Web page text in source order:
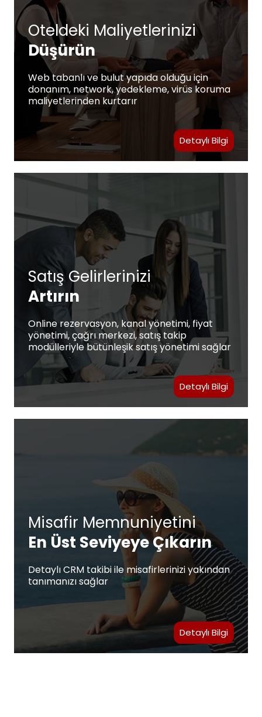
Oteldeki Maliyetlerinizi
Düşürün
Web tabanlı ve bulut yapıda olduğu için
donanım, network, yedekleme, virüs koruma
maliyetlerinden kurtarır
Detaylı Bilgi
Satış Gelirlerinizi
Artırın
Online rezervasyon, kanal yönetimi, fiyat
yönetimi, çağrı merkezi, satış takip
modülleriyle bütünleşik satış yönetimi sağlar
Detaylı Bilgi
Misafir Memnuniyetini
En Üst Seviyeye Çıkarın
Detaylı CRM takibi ile misafirlerinizi yakından
tanımanızı sağlar
Detaylı Bilgi